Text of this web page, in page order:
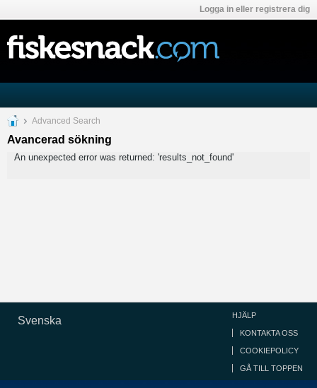
Logga in eller registrera dig
Advanced Search
Avancerad sökning
An unexpected error was returned: 'results_not_found'
Svenska HJÄLP
KONTAKTA OSS
COOKIEPOLICY
GÅ TILL TOPPEN